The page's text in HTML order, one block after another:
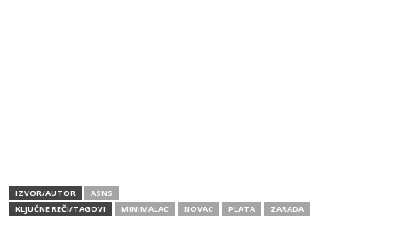
IZVOR/AUTOR
ASNS
KLJUČNE REČI/TAGOVI
MINIMALAC NOVAC PLATA ZARADA